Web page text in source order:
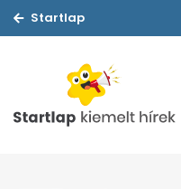
Startlap